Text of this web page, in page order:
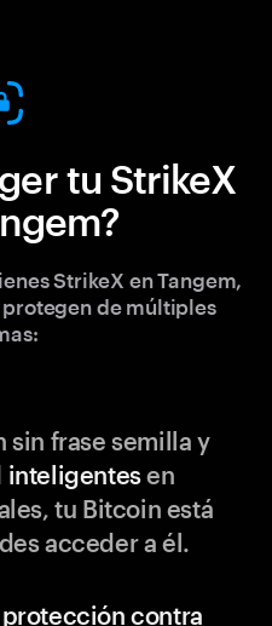
tu StrikeX
StrikeX en Tangem,
de múltiples
sin frase semilla y
inteligentesen
tu Bitcoin está
acceder a él.
protección contra